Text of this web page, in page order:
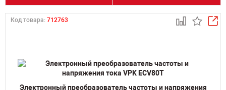
Код товара: 712763
Электронный преобразователь частоты и напряжения